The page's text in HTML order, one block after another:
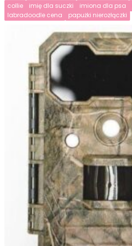
collie imię dla suczki imiona dla psa
labradoodle cena
papużki nierozłączki